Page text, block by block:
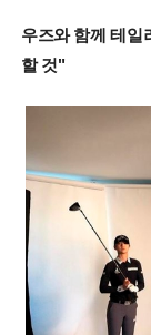
우즈와 함께 테
할 것"